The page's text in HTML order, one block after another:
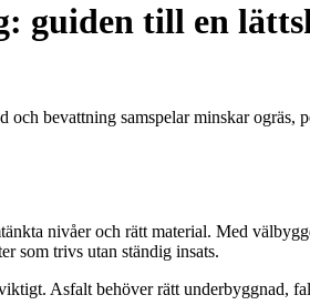
guiden till en
bevattning samspelar minskar
nivåer och rätt material. Med
som trivs utan ständig insats.
Asfalt behöver rätt